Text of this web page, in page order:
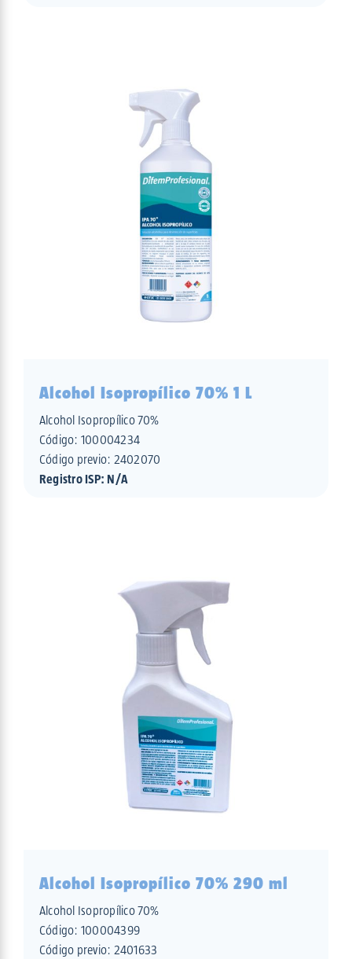
Alcohol Isopropílico 70% 1 L
Alcohol Isopropílico 70%
Código: 100004234
Código previo: 2402070
Registro ISP: N/A
Alcohol Isopropílico 70% 290 ml
Alcohol Isopropílico 70%
Código: 100004399
Código previo: 2401633